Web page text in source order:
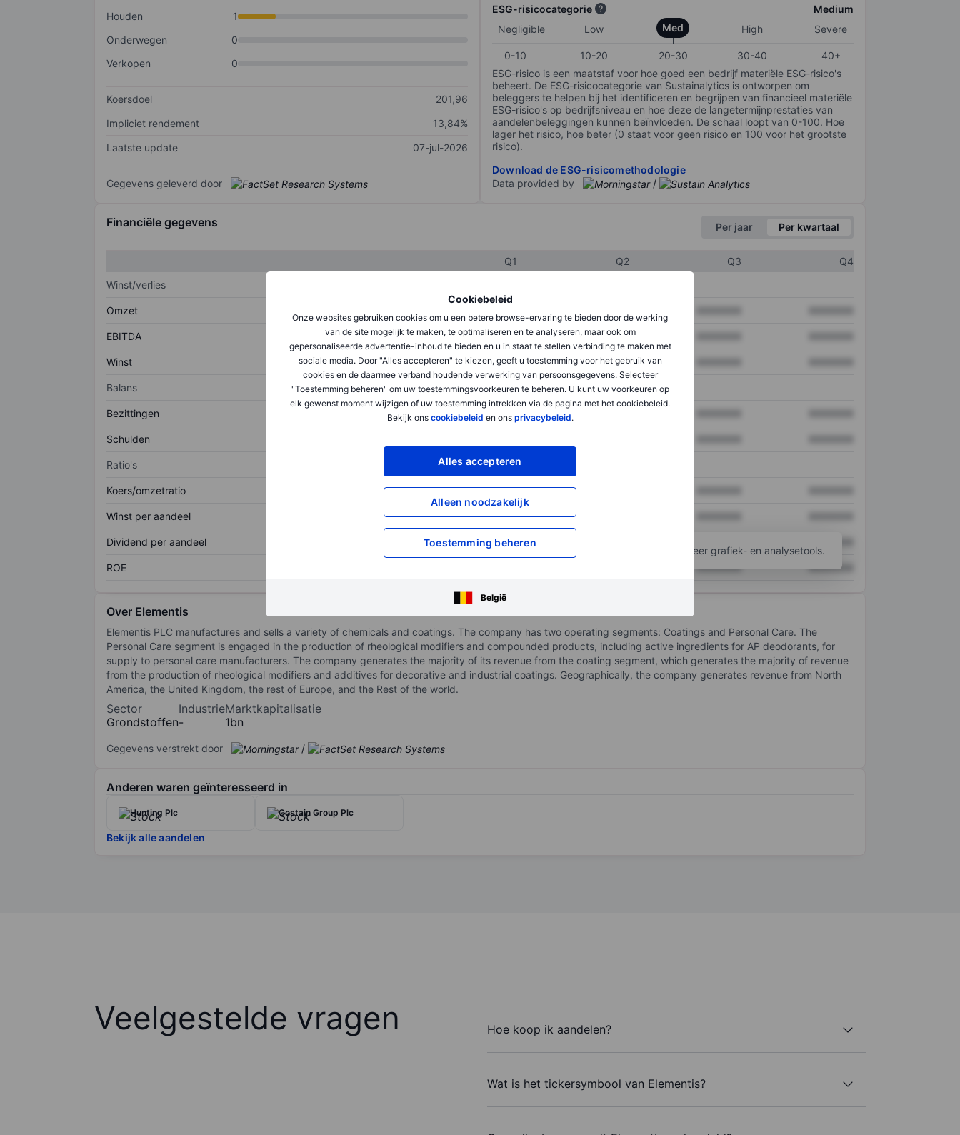
Cookiebeleid
Onze websites gebruiken cookies om u een betere browse-ervaring te bieden door de werking
van de site mogelijk te maken, te optimaliseren en te analyseren, maar ook om
gepersonaliseerde advertentie-inhoud te bieden en u in staat te stellen verbinding te maken met
sociale media. Door "Alles accepteren" te kiezen, geeft u toestemming voor het gebruik van
cookies en de daarmee verband houdende verwerking van persoonsgegevens. Selecteer
"Toestemming beheren" om uw toestemmingsvoorkeuren te beheren. U kunt uw voorkeuren op
elk gewenst moment wijzigen of uw toestemming intrekken via de pagina met het cookiebeleid.
Bekijk ons cookiebeleid en ons privacybeleid.
Alles accepteren
Alleen noodzakelijk
Toestemming beheren
België
Houden
1
Onderwegen
0
Verkopen
0
Koersdoel
201,96
Impliciet rendement
13,84%
Laatste update
07-jul-2026
Gegevens geleverd door
ESG-risicocategorie
Medium
Negligible
Low Med High Severe
0-10 10-20 20-30 30-40
40+
ESG-risico is een maatstaf voor hoe goed een bedrijf materiële ESG-risico's
beheert. De ESG-risicocategorie van Sustainalytics is ontworpen om
beleggers te helpen bij het identificeren en begrijpen van financieel materiële
ESG-risico's op bedrijfsniveau en hoe deze de langetermijnprestaties van
aandelenbeleggingen kunnen beïnvloeden. De schaal loopt van 0-100. Hoe
lager het risico, hoe beter (0 staat voor geen risico en 100 voor het grootste
risico).
Download de ESG-risicomethodologie
Data provided by
/
Financiële gegevens Per jaar Per kwartaal
Q1 Q2 Q3
Q4
Winst/verlies
Omzet
EBITDA XXXXXXX XXXXXXX
Winst XXXXXXX XXXXXXX
Balans
Bezittingen XXXXXXX
Schulden
Ratio's
Koers/omzetratio XXXXXXX
Winst per aandeel XXXXXXX
Dividend per aandeel XXXXXXX
ROE XXXXXXX XXXXXXX
Open een rekening om toegang te krijgen tot meer grafiek- en analysetools.
Over Elementis
Elementis PLC manufactures and sells a variety of chemicals and coatings. The company has two operating segments: Coatings and Personal Care. The
Personal Care segment is engaged in the production of rheological modifiers and compounded products, including active ingredients for AP deodorants, for
supply to personal care manufacturers. The company generates the majority of its revenue from the coating segment, which generates the majority of revenue
from the production of rheological modifiers and additives for decorative and industrial coatings. Geographically, the company generates revenue from North
America, the United Kingdom, the rest of Europe, and the Rest of the world.
Sector
Grondstoffen
Industrie
-
Marktkapitalisatie
1bn
Gegevens verstrekt door /
Anderen waren geïnteresseerd in
Hunting Plc Costain Group Plc
Bekijk alle aandelen
Veelgestelde vragen Hoe koop ik aandelen?
Wat is het tickersymbool van Elementis?